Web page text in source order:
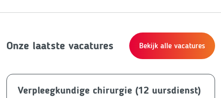
Onze laatste vacatures Bekijk alle vacatures
Verpleegkundige chirurgie (12 uursdienst)